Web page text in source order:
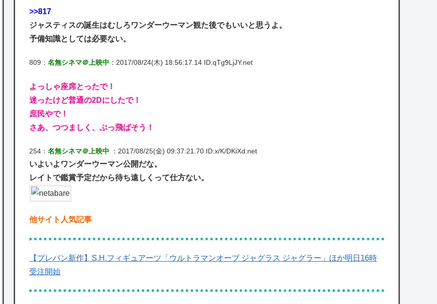
>>817
ジャスティスの誕生はむしろワンダーウーマン観た後でもいいと思うよ。
予備知識としては必要ない。
809： 名無シネマ＠上映中 ：2017/08/24(木) 18:56:17.14 ID:qTg9LjJY.net
よっしゃ座席とったで！
迷ったけど普通の2Dにしたで！
庶民やで！
さあ、つつましく、ぶっ飛ばそう！
254： 名無シネマ＠上映中 ：2017/08/25(金) 09:37:21.70 ID:x/K/DKiXd.net
いよいよワンダーウーマン公開だな。
レイトで鑑賞予定だから待ち遠しくって仕方ない。
他サイト人気記事
【プレバン新作】S.H.フィギュアーツ「ウルトラマンオーブ ジャグラス ジャグラー」ほか明日16時
受注開始